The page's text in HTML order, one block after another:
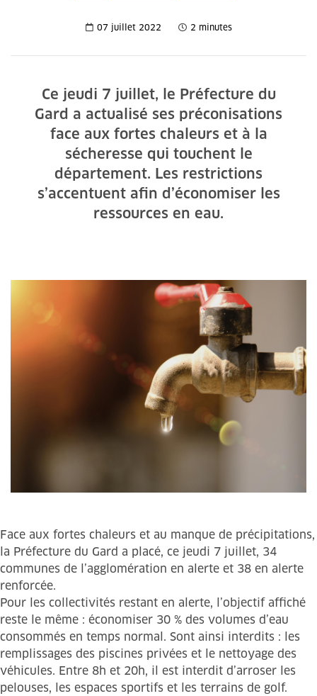
07 juillet 2022 2 minutes
Ce jeudi 7 juillet, le Préfecture du
Gard a actualisé ses préconisations
face aux fortes chaleurs et à la
sécheresse qui touchent le
département. Les restrictions
s’accentuent afin d’économiser les
ressources en eau.
Face aux fortes chaleurs et au manque de précipitations,
la Préfecture du Gard a placé, ce jeudi 7 juillet, 34
communes de l’agglomération en alerte et 38 en alerte
renforcée.
Pour les collectivités restant en alerte, l’objectif affiché
reste le même : économiser 30 % des volumes d’eau
consommés en temps normal. Sont ainsi interdits : les
remplissages des piscines privées et le nettoyage des
véhicules. Entre 8h et 20h, il est interdit d’arroser les
pelouses, les espaces sportifs et les terrains de golf.